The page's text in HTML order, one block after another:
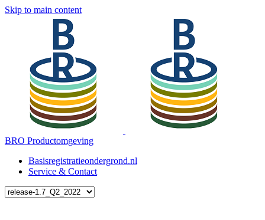
Skip to main content
BRO Productomgeving
Basisregistratieondergrond.nl
Service & Contact